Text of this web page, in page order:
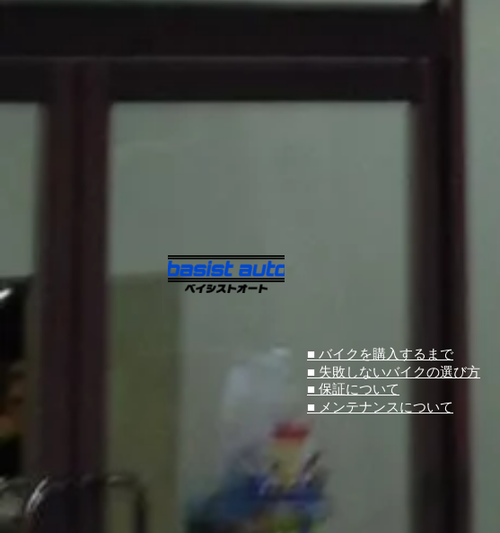
■ バイクを購入するまで
■ 失敗しないバイクの選び方
■ 保証について
■ メンテナンスについて